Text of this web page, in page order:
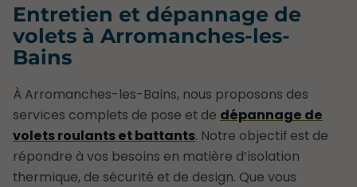
Entretien et dépannage de
volets à Arromanches-les-
Bains
À Arromanches-les-Bains, nous proposons des
services complets de pose et de dépannage de
volets roulants et battants. Notre objectif est de
répondre à vos besoins en matière d’isolation
thermique, de sécurité et de design. Que vous